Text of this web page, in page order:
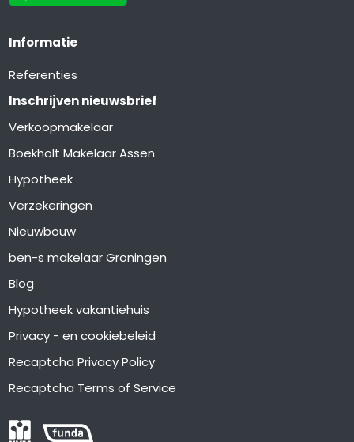
Informatie
Referenties
Inschrijven nieuwsbrief
Verkoopmakelaar
Boekholt Makelaar Assen
Hypotheek
Verzekeringen
Nieuwbouw
ben-s makelaar Groningen
Blog
Hypotheek vakantiehuis
Privacy - en cookiebeleid
Recaptcha Privacy Policy
Recaptcha Terms of Service